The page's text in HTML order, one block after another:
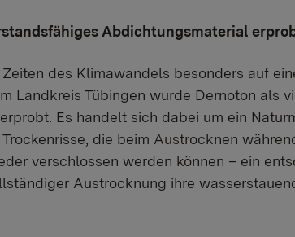
Abdichtungsmaterial
des Klimawandels besonders auf
Landkreis Tübingen wurde Dernoton als
Es handelt sich dabei um ein
die beim Austrocknen
verschlossen werden können – ein
Austrocknung ihre